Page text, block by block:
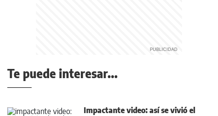
Te puede interesar...
Impactante video: así se vivió el